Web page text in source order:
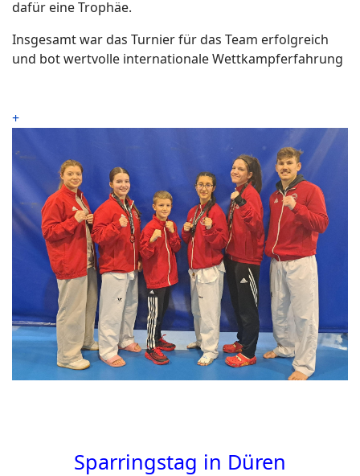
dafür eine Trophäe.
Insgesamt war das Turnier für das Team erfolgreich
und bot wertvolle internationale Wettkampferfahrung
+
Sparringstag in Düren